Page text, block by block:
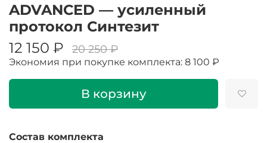
ADVANCED — усиленный
протокол Синтезит
12 150 ₽
20 250 ₽
Экономия при покупке комплекта: 8 100 ₽
В корзину
Состав комплекта